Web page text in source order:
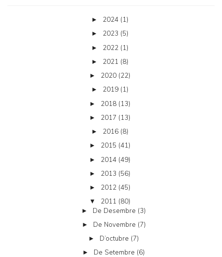
► 2024 (1)
► 2023 (5)
► 2022 (1)
► 2021 (8)
► 2020 (22)
► 2019 (1)
► 2018 (13)
► 2017 (13)
► 2016 (8)
► 2015 (41)
► 2014 (49)
► 2013 (56)
► 2012 (45)
▼ 2011 (80)
► De Desembre (3)
► De Novembre (7)
► D’octubre (7)
► De Setembre (6)